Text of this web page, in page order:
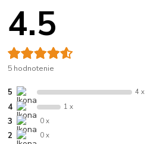
4.5
5 hodnotenie
5 4 x
4 1 x
3 0 x
2 0 x